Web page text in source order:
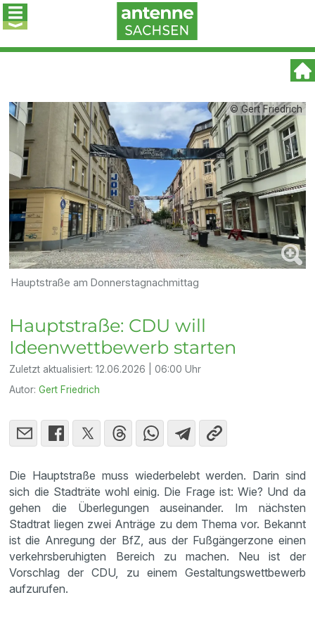
© Gert Friedrich
Hauptstraße am Donnerstagnachmittag
Hauptstraße: CDU will
Ideenwettbewerb starten
Zuletzt aktualisiert:12.06.2026 | 06:00 Uhr
Autor:Gert Friedrich
Die Hauptstraße muss wiederbelebt werden. Darin sind
sich die Stadträte wohl einig. Die Frage ist: Wie? Und da
gehen die Überlegungen auseinander. Im nächsten
Stadtrat liegen zwei Anträge zu dem Thema vor. Bekannt
ist die Anregung der BfZ, aus der Fußgängerzone einen
verkehrsberuhigten Bereich zu machen. Neu ist der
Vorschlag der CDU, zu einem Gestaltungswettbewerb
aufzurufen.